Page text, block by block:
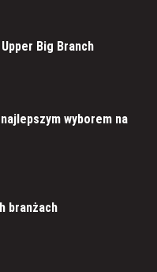
Big Branch
wyborem na
branżach